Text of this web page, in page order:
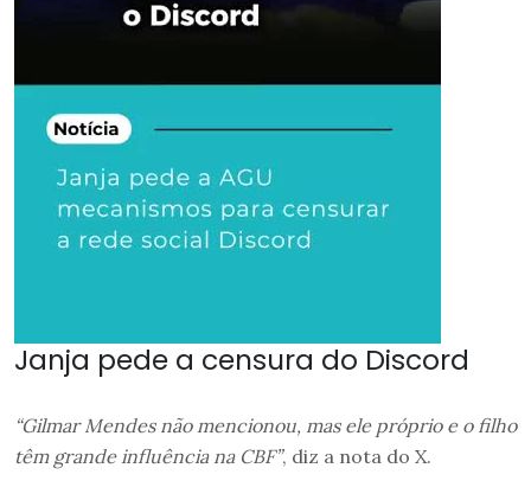
Janja pede a censura do Discord
“Gilmar Mendes não mencionou, mas ele próprio e o filho
têm grande influência na CBF”, diz a nota do X.